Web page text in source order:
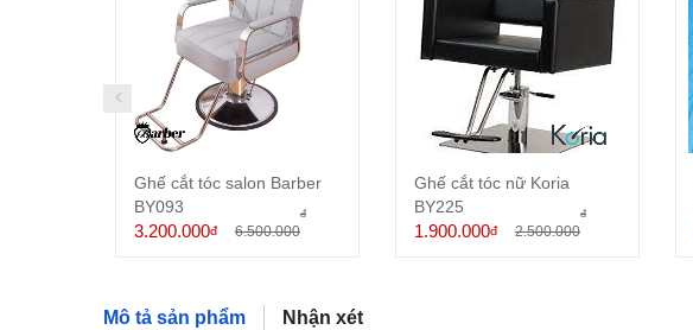
Ghế cắt tóc salon Barber
BY093
3.200.000đ 6.500.000
đ
Ghế cắt tóc nữ Koria
BY225
1.900.000đ 2.500.000
đ
Mô tả sản phẩm Nhận xét